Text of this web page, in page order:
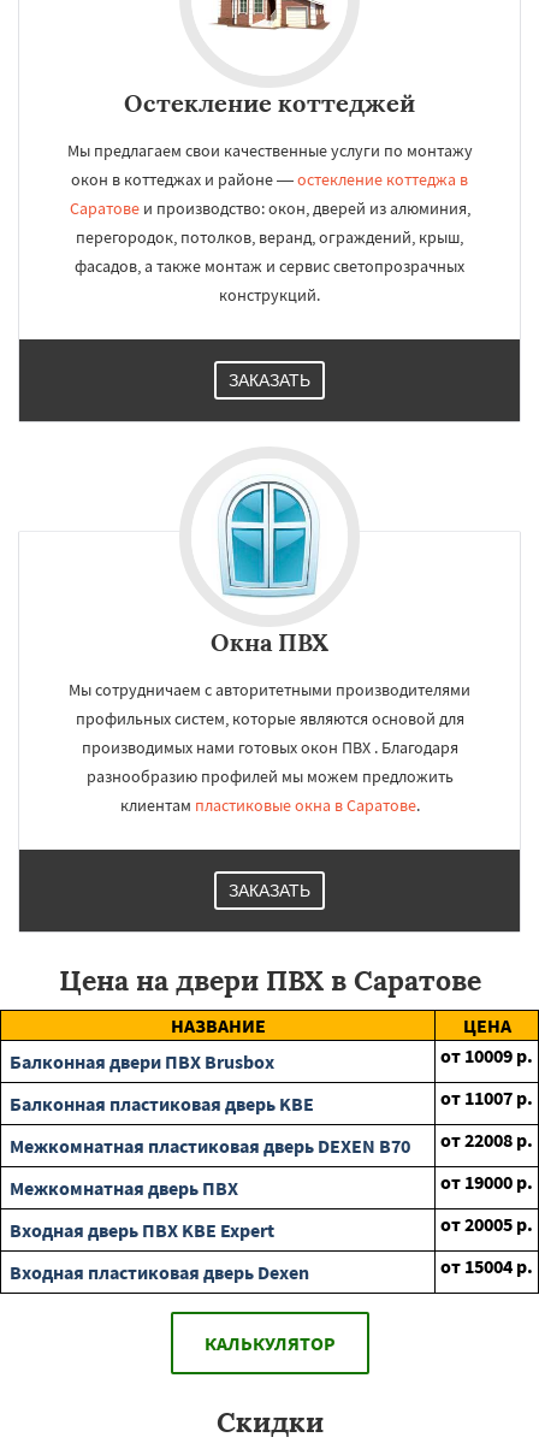
Остекление коттеджей
Мы предлагаем свои качественные услуги по монтажу
окон в коттеджах и районе —остекление коттеджа в
Саратовеи производство: окон, дверей из алюминия,
перегородок, потолков, веранд, ограждений, крыш,
фасадов, а также монтаж и сервис светопрозрачных
конструкций.
ЗАКАЗАТЬ
Окна ПВХ
Мы сотрудничаем с авторитетными производителями
профильных систем, которые являются основой для
производимых нами готовых окон ПВХ . Благодаря
разнообразию профилей мы можем предложить
клиентам пластиковые окна в Саратове.
ЗАКАЗАТЬ
Цена на двери ПВХ в Саратове
НАЗВАНИЕ
ЦЕНА
Балконная двери ПВХ Brusbox
от 10009 р.
Балконная пластиковая дверь KBE
от 11007 р.
Межкомнатная пластиковая дверь DEXEN B70
от22008 р.
Межкомнатная дверь ПВХ
от 19000 р.
Входная дверь ПВХ KBE Expert
от20005 р.
Входная пластиковая дверь Dexen
от 15004 р.
КАЛЬКУЛЯТОР
Скидки